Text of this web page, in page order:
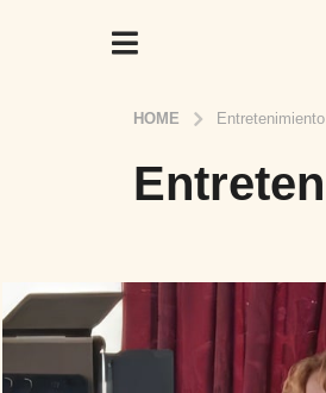
HOME Entretenimiento